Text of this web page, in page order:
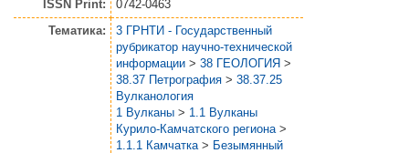
ISSN Print:
0742-0463
Тематика:
3 ГРНТИ - Государственный
рубрикатор научно-технической
информации > 38 ГЕОЛОГИЯ >
38.37 Петрография > 38.37.25
Вулканология
1 Вулканы > 1.1 Вулканы
Курило-Камчатского региона >
1.1.1 Камчатка > Безымянный